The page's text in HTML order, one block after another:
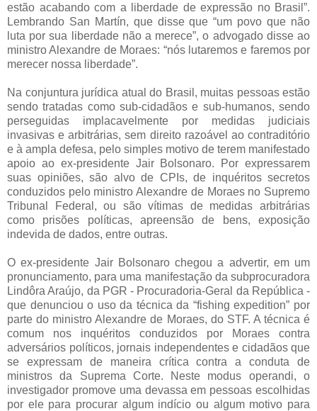
estão acabando com a liberdade de expressão no Brasil”.
Lembrando San Martín, que disse que “um povo que não
luta por sua liberdade não a merece”, o advogado disse ao
ministro Alexandre de Moraes: “nós lutaremos e faremos por
merecer nossa liberdade”.
Na conjuntura jurídica atual do Brasil, muitas pessoas estão
sendo tratadas como sub-cidadãos e sub-humanos, sendo
perseguidas implacavelmente por medidas judiciais
invasivas e arbitrárias, sem direito razoável ao contraditório
e à ampla defesa, pelo simples motivo de terem manifestado
apoio ao ex-presidente Jair Bolsonaro. Por expressarem
suas opiniões, são alvo de CPIs, de inquéritos secretos
conduzidos pelo ministro Alexandre de Moraes no Supremo
Tribunal Federal, ou são vítimas de medidas arbitrárias
como prisões políticas, apreensão de bens, exposição
indevida de dados, entre outras.
O ex-presidente Jair Bolsonaro chegou a advertir, em um
pronunciamento, para uma manifestação da subprocuradora
Lindôra Araújo, da PGR - Procuradoria-Geral da República -
que denunciou o uso da técnica da “fishing expedition” por
parte do ministro Alexandre de Moraes, do STF. A técnica é
comum nos inquéritos conduzidos por Moraes contra
adversários políticos, jornais independentes e cidadãos que
se expressam de maneira crítica contra a conduta de
ministros da Suprema Corte. Neste modus operandi, o
investigador promove uma devassa em pessoas escolhidas
por ele para procurar algum indício ou algum motivo para